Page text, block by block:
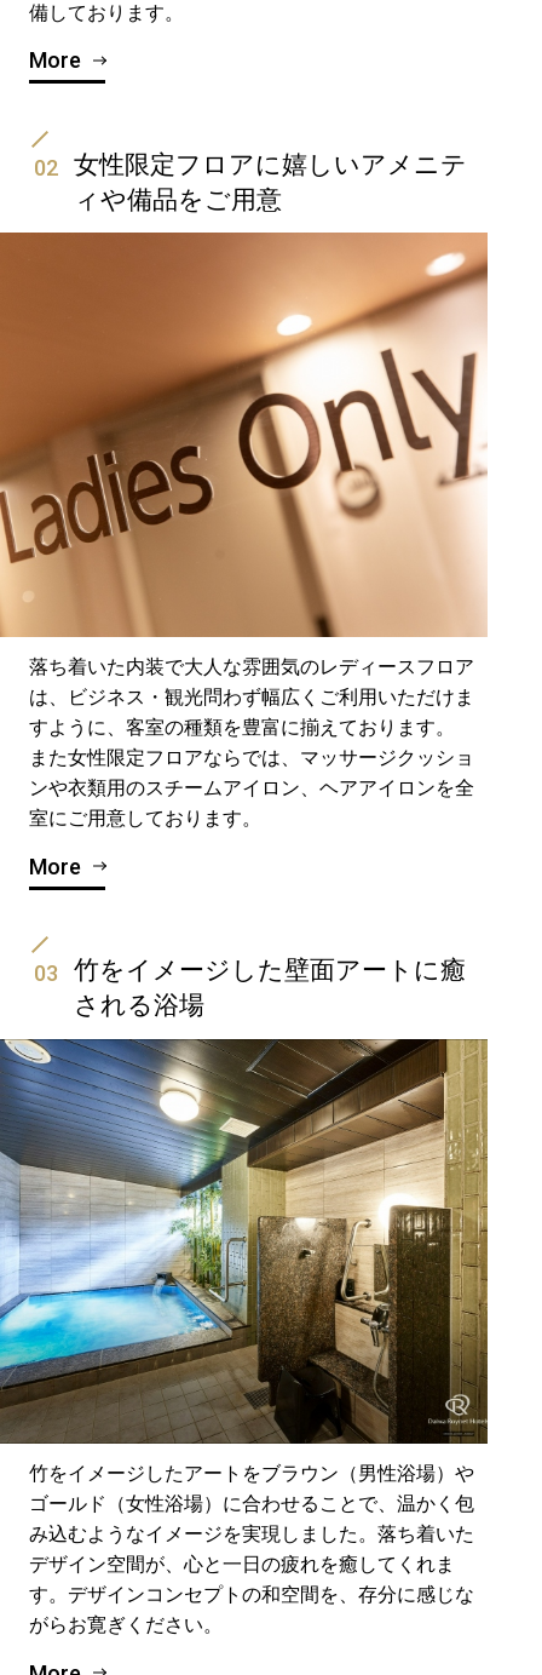
備しております。
More
02
女性限定フロアに嬉しいアメニテ
ィや備品をご用意
落ち着いた内装で大人な雰囲気のレディースフロア
は、ビジネス・観光問わず幅広くご利用いただけま
すように、客室の種類を豊富に揃えております。
また女性限定フロアならでは、マッサージクッショ
ンや衣類用のスチームアイロン、ヘアアイロンを全
室にご用意しております。
More
03
竹をイメージした壁面アートに癒
される浴場
竹をイメージしたアートをブラウン（男性浴場）や
ゴールド（女性浴場）に合わせることで、温かく包
み込むようなイメージを実現しました。落ち着いた
デザイン空間が、心と一日の疲れを癒してくれま
す。デザインコンセプトの和空間を、存分に感じな
がらお寛ぎください。